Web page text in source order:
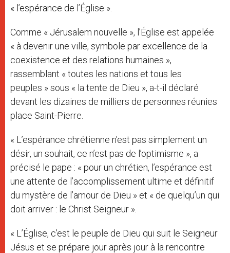
« l’espérance de l’Église ».
Comme « Jérusalem nouvelle », l’Église est appelée
« à devenir une ville, symbole par excellence de la
coexistence et des relations humaines »,
rassemblant « toutes les nations et tous les
peuples » sous « la tente de Dieu », a-t-il déclaré
devant les dizaines de milliers de personnes réunies
place Saint-Pierre.
« L’espérance chrétienne n’est pas simplement un
désir, un souhait, ce n’est pas de l’optimisme », a
précisé le pape : « pour un chrétien, l’espérance est
une attente de l’accomplissement ultime et définitif
du mystère de l’amour de Dieu » et « de quelqu’un qui
doit arriver : le Christ Seigneur ».
« L’Église, c’est le peuple de Dieu qui suit le Seigneur
Jésus et se prépare jour après jour à la rencontre